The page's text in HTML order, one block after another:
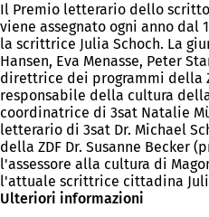
Il Premio letterario dello
viene assegnato ogni anno dal
la scrittrice Julia Schoch. La
Hansen, Eva Menasse, Peter
direttrice dei programmi della
responsabile della cultura
coordinatrice di 3sat Natalie
letterario di 3sat Dr. Michael
della ZDF Dr. Susanne Becker
l'assessore alla cultura di
l'attuale scrittrice cittadina
Ulteriori informazioni